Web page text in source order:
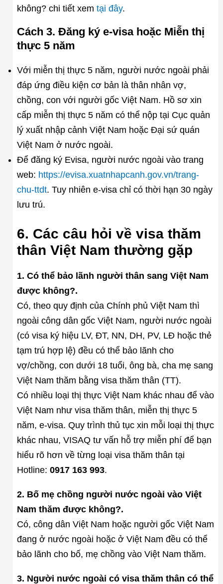
không? chi tiết xem tại đây.
Cách 3. Đăng ký e-visa hoặc Miễn thị
thực 5 năm
Với miễn thị thực 5 năm, người nước ngoài phải
đáp ứng điều kiện cơ bản là thân nhân vợ,
chồng, con với người gốc Việt Nam. Hồ sơ xin
cấp miễn thị thực 5 năm có thể nộp tại Cục quản
lý xuất nhập cảnh Việt Nam hoặc Đại sứ quán
Việt Nam ở nước ngoài.
Để đăng ký Evisa, người nước ngoài vào trang
web: https://evisa.xuatnhapcanh.gov.vn/trang-
chu-ttdt. Tuy nhiên e-visa chỉ có thời hạn 30 ngày
lưu trú.
6. Các câu hỏi về visa thăm
thân Việt Nam thường gặp
1. Có thể bảo lãnh người thân sang Việt Nam
được không?.
Có, theo quy định của Chính phủ Việt Nam thì
ngoài công dân gốc Việt Nam, người nước ngoài
(có visa ký hiệu LV, ĐT, NN, DH, PV, LĐ hoặc thẻ
tạm trú hợp lệ) đều có thể bảo lãnh cho
vợ/chồng, con dưới 18 tuổi, ông bà, cha mẹ sang
Việt Nam thăm bằng visa thăm thân (TT).
Có nhiều loại thị thực Việt Nam khác nhau để vào
Việt Nam như visa thăm thân, miễn thị thực 5
năm, e-visa. Quy trình thủ tục xin mỗi loại thị thực
khác nhau, VISAQ tư vấn hỗ trợ miễn phí để bạn
hiểu rõ hơn về từng loại visa thăm thân tại
Hotline: 0917 163 993.
2. Bố mẹ chồng người nước ngoài vào Việt
Nam thăm được không?.
Có, công dân Việt Nam hoặc người gốc Việt Nam
đang ở nước ngoài hoặc ở Việt Nam đều có thể
bảo lãnh cho bố, mẹ chồng vào Việt Nam thăm.
3. Người nước ngoài có visa thăm thân có thể